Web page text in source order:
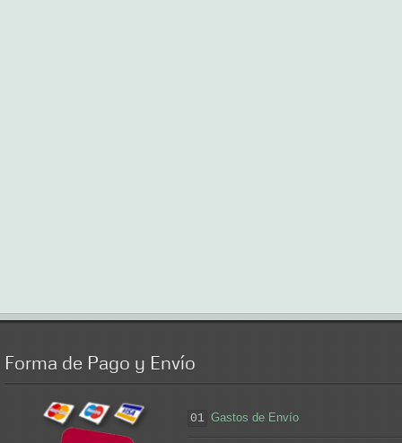
Forma de Pago y Envío
01 Gastos de Envío